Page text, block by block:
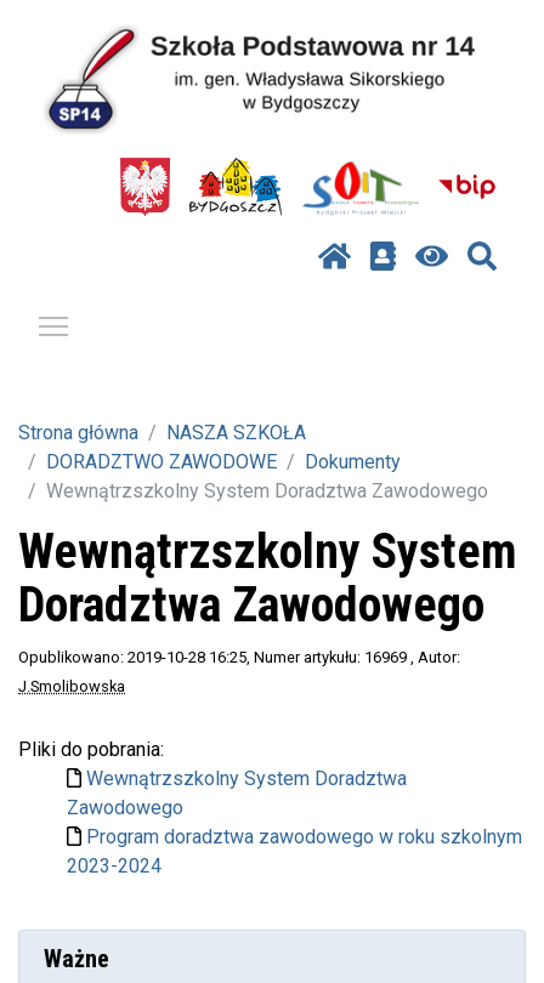
Strona główna
NASZA SZKOŁA
DORADZTWO ZAWODOWE
Dokumenty
Wewnątrzszkolny System Doradztwa Zawodowego
Wewnątrzszkolny System
Doradztwa Zawodowego
Opublikowano: 2019-10-28 16:25 , Numer artykułu: 16969
, Autor:
J.Smolibowska
Pliki do pobrania:
Wewnątrzszkolny System Doradztwa
Zawodowego
Program doradztwa zawodowego w roku szkolnym
2023-2024
Ważne